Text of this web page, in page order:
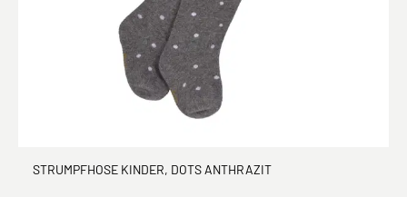
STRUMPFHOSE KINDER, DOTS ANTHRAZIT